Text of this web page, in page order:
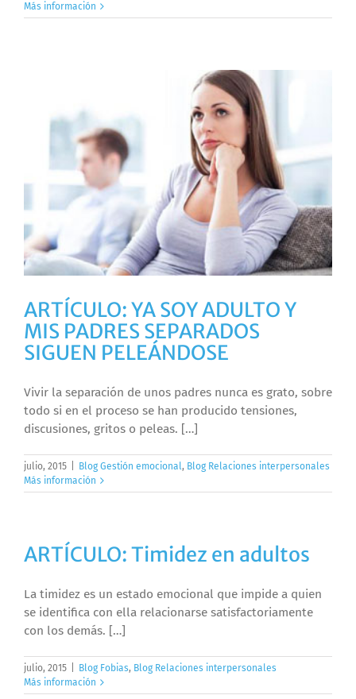
Más información
ARTÍCULO: YA SOY ADULTO Y
MIS PADRES SEPARADOS
SIGUEN PELEÁNDOSE
Vivir la separación de unos padres nunca es grato, sobre
todo si en el proceso se han producido tensiones,
discusiones, gritos o peleas. […]
julio, 2015 Blog Gestión emocional, Blog Relaciones interpersonales
Más información
ARTÍCULO: Timidez en adultos
La timidez es un estado emocional que impide a quien
se identifica con ella relacionarse satisfactoriamente
con los demás. […]
julio, 2015 Blog Fobias, Blog Relaciones interpersonales
Más información